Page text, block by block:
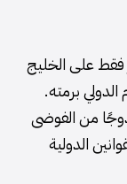
فقط على الخليج
الدولي برمته.
من الفوضى
الدولية